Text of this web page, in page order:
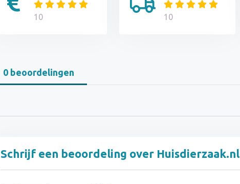
10 10
0 beoordelingen
Schrijf een beoordeling over Huisdierzaak.nl